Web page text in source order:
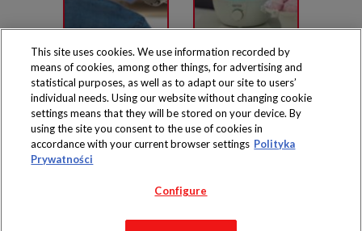
Produkty dostępne
wyłącznie w sklepach
Copyright 2019 Jeronimo Martins Polska S.A.
This site uses cookies. We use information recorded by
means of cookies, among other things, for advertising and
statistical purposes, as well as to adapt our site to users’
individual needs. Using our website without changing cookie
settings means that they will be stored on your device. By
using the site you consent to the use of cookies in
accordance with your current browser settings Polityka
Prywatności
Configure